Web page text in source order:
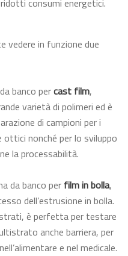
consumi energetici.
vedere in funzione due
banco percast film,
varietà di polimeri ed è
di campioni per i
nonché per lo sviluppo
la processabilità.
da banco per film in bolla,
dell’estrusione in bolla.
è perfetta per testare
anche barriera, per
e nel medicale.